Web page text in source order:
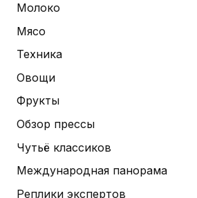
Молоко
Мясо
Техника
Овощи
Фрукты
Обзор прессы
Чутьё классиков
Международная панорама
Реплики экспертов